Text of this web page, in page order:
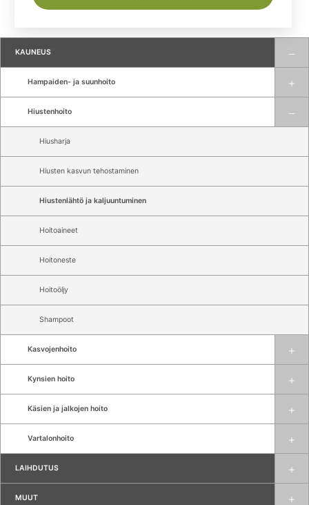
KAUNEUS
Hampaiden- ja suunhoito
Hiustenhoito
Hiusharja
Hiusten kasvun tehostaminen
Hiustenlähtö ja kaljuuntuminen
Hoitoaineet
Hoitoneste
Hoitoöljy
Shampoot
Kasvojenhoito
Kynsien hoito
Käsien ja jalkojen hoito
Vartalonhoito
LAIHDUTUS
MUUT